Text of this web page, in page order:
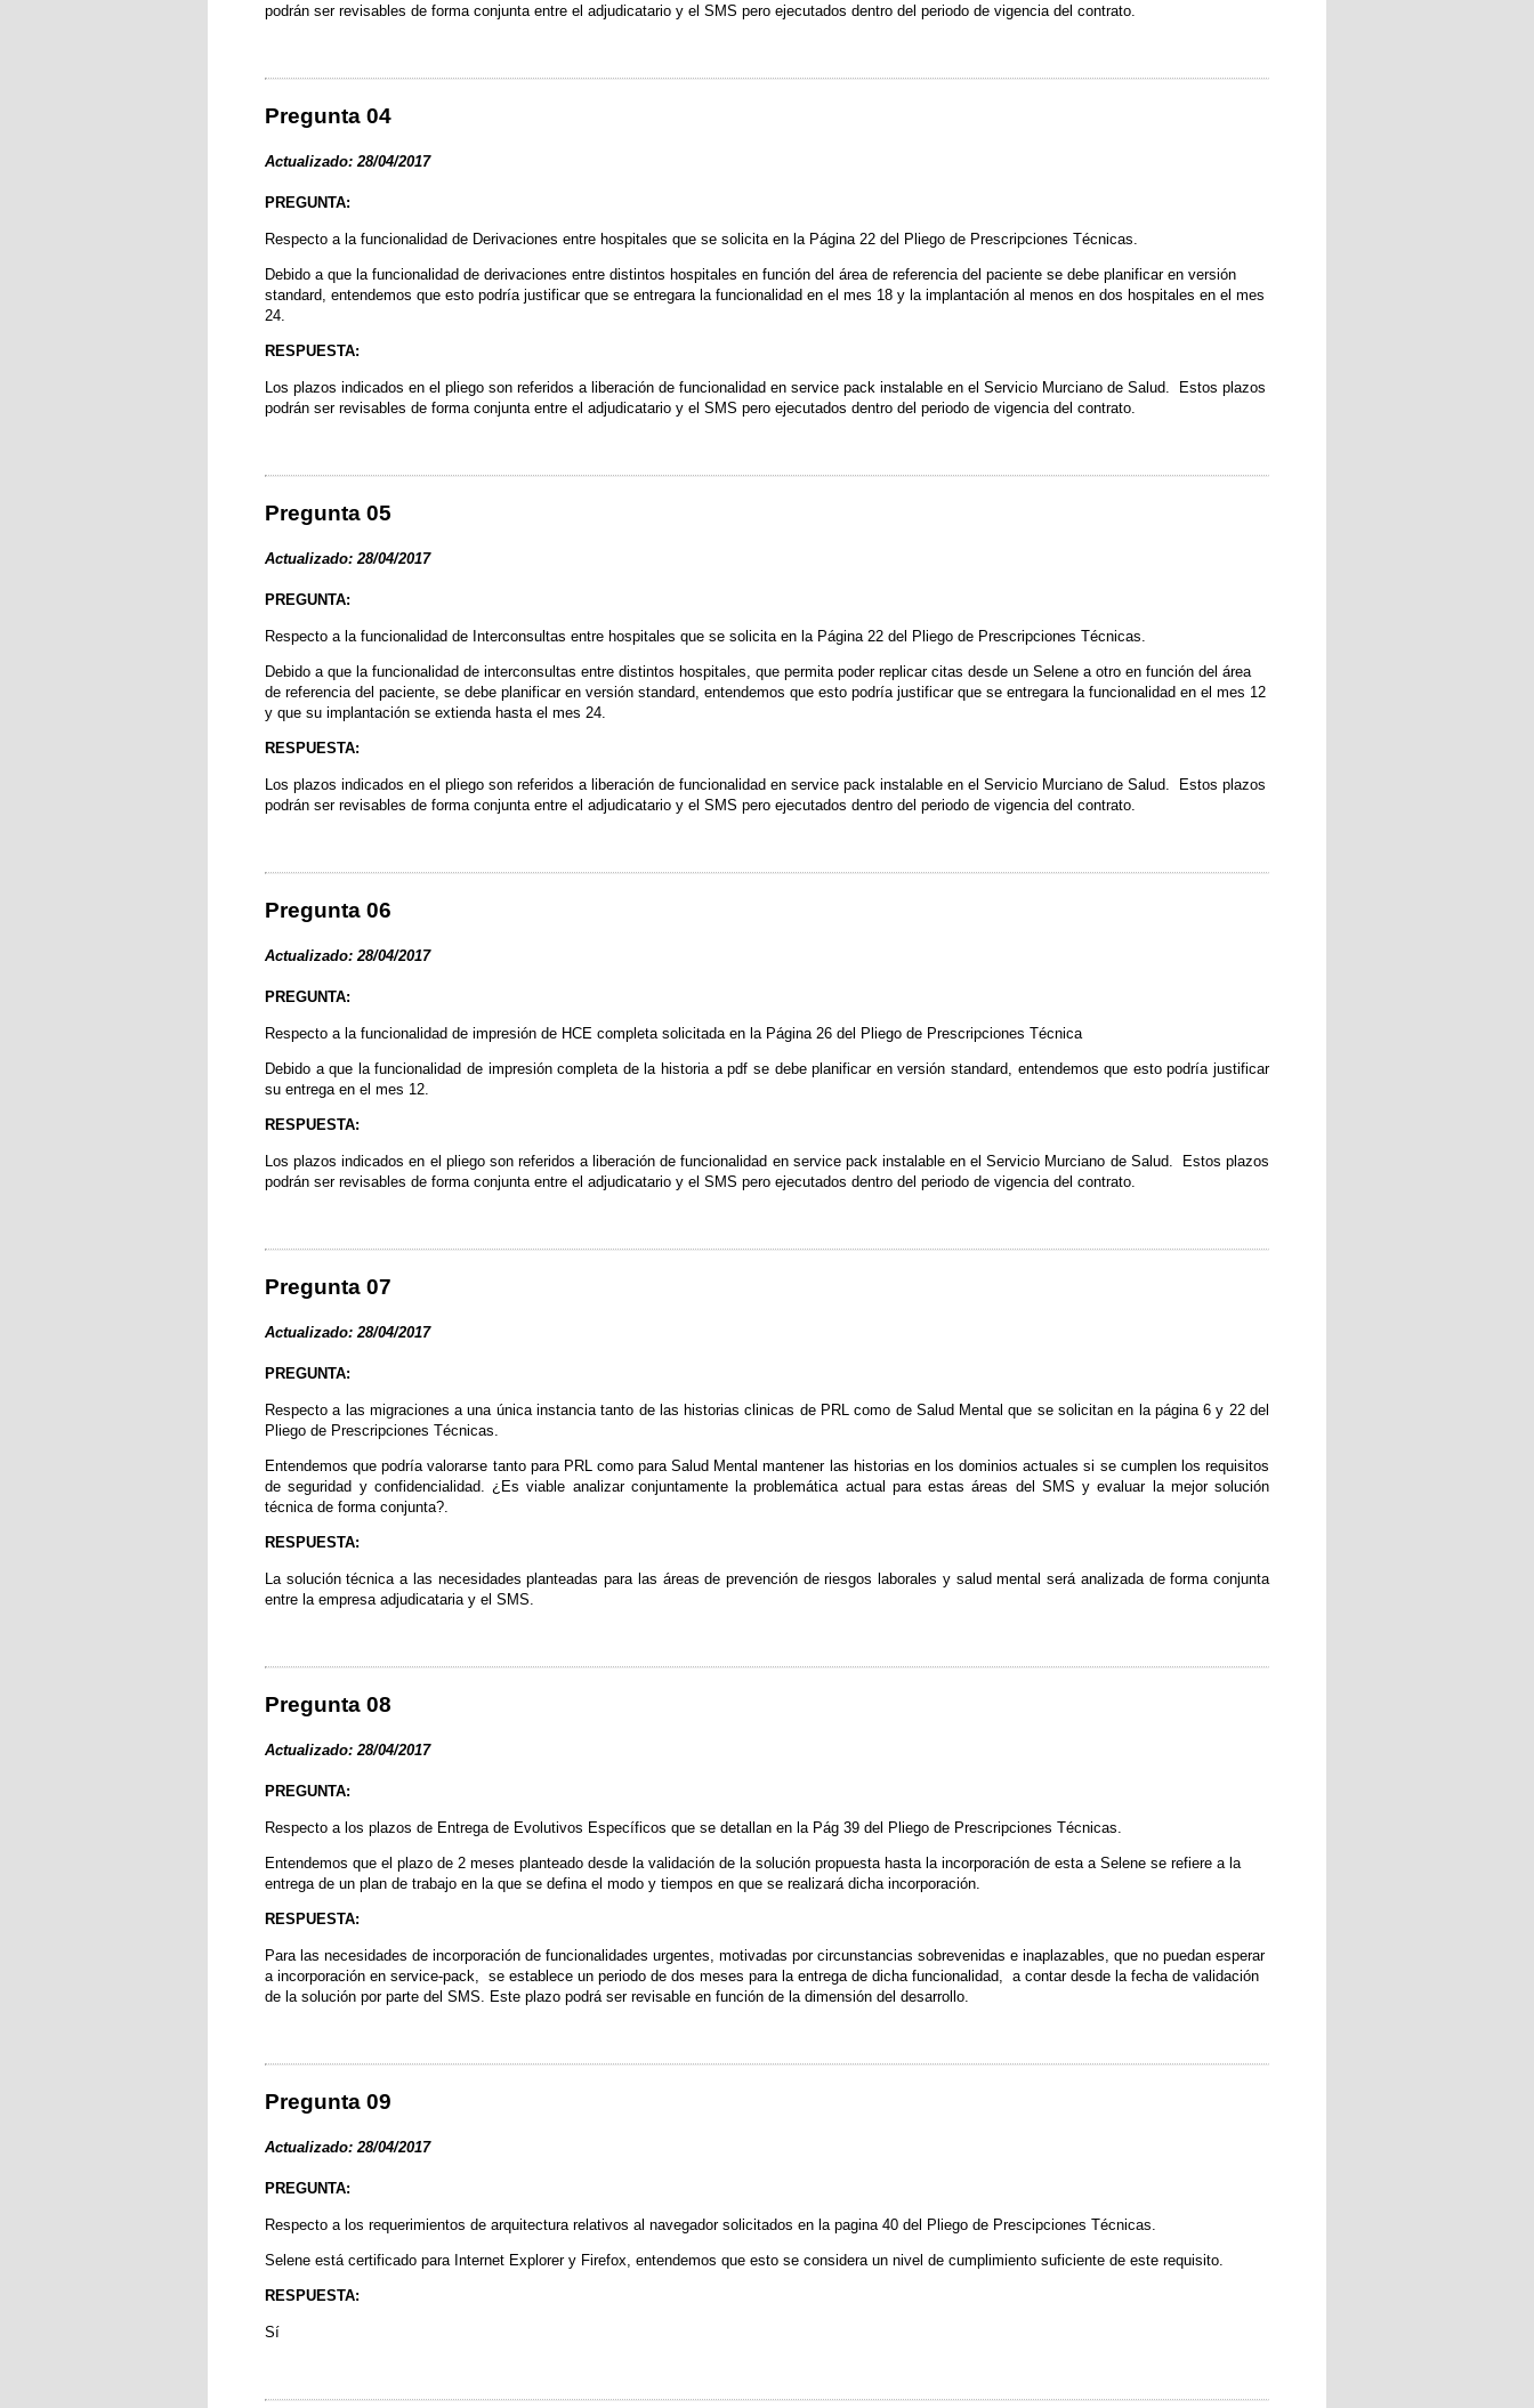
podrán ser revisables de forma conjunta entre el adjudicatario y el SMS pero ejecutados dentro del periodo de vigencia del contrato.
Pregunta 04
Actualizado: 28/04/2017
PREGUNTA:
Respecto a la funcionalidad de Derivaciones entre hospitales que se solicita en la Página 22 del Pliego de Prescripciones Técnicas.
Debido a que la funcionalidad de derivaciones entre distintos hospitales en función del área de referencia del paciente se debe planificar en versión
standard, entendemos que esto podría justificar que se entregara la funcionalidad en el mes 18 y la implantación al menos en dos hospitales en el mes
24.
RESPUESTA:
Los plazos indicados en el pliego son referidos a liberación de funcionalidad en service pack instalable en el Servicio Murciano de Salud. Estos plazos
podrán ser revisables de forma conjunta entre el adjudicatario y el SMS pero ejecutados dentro del periodo de vigencia del contrato.
Pregunta 05
Actualizado: 28/04/2017
PREGUNTA:
Respecto a la funcionalidad de Interconsultas entre hospitales que se solicita en la Página 22 del Pliego de Prescripciones Técnicas.
Debido a que la funcionalidad de interconsultas entre distintos hospitales, que permita poder replicar citas desde un Selene a otro en función del área
de referencia del paciente, se debe planificar en versión standard, entendemos que esto podría justificar que se entregara la funcionalidad en el mes 12
y que su implantación se extienda hasta el mes 24.
RESPUESTA:
Los plazos indicados en el pliego son referidos a liberación de funcionalidad en service pack instalable en el Servicio Murciano de Salud. Estos plazos
podrán ser revisables de forma conjunta entre el adjudicatario y el SMS pero ejecutados dentro del periodo de vigencia del contrato.
Pregunta 06
Actualizado: 28/04/2017
PREGUNTA:
Respecto a la funcionalidad de impresión de HCE completa solicitada en la Página 26 del Pliego de Prescripciones Técnica
Debido a que la funcionalidad de impresión completa de la historia a pdf se debe planificar en versión standard, entendemos que esto podría justificar
su entrega en el mes 12.
RESPUESTA:
Los plazos indicados en el pliego son referidos a liberación de funcionalidad en service pack instalable en el Servicio Murciano de Salud. Estos plazos
podrán ser revisables de forma conjunta entre el adjudicatario y el SMS pero ejecutados dentro del periodo de vigencia del contrato.
Pregunta 07
Actualizado: 28/04/2017
PREGUNTA:
Respecto a las migraciones a una única instancia tanto de las historias clinicas de PRL como de Salud Mental que se solicitan en la página 6 y 22 del
Pliego de Prescripciones Técnicas.
Entendemos que podría valorarse tanto para PRL como para Salud Mental mantener las historias en los dominios actuales si se cumplen los requisitos
de seguridad y confidencialidad. ¿Es viable analizar conjuntamente la problemática actual para estas áreas del SMS y evaluar la mejor solución
técnica de forma conjunta?.
RESPUESTA:
La solución técnica a las necesidades planteadas para las áreas de prevención de riesgos laborales y salud mental será analizada de forma conjunta
entre la empresa adjudicataria y el SMS.
Pregunta 08
Actualizado: 28/04/2017
PREGUNTA:
Respecto a los plazos de Entrega de Evolutivos Específicos que se detallan en la Pág 39 del Pliego de Prescripciones Técnicas.
Entendemos que el plazo de 2 meses planteado desde la validación de la solución propuesta hasta la incorporación de esta a Selene se refiere a la
entrega de un plan de trabajo en la que se defina el modo y tiempos en que se realizará dicha incorporación.
RESPUESTA:
Para las necesidades de incorporación de funcionalidades urgentes, motivadas por circunstancias sobrevenidas e inaplazables, que no puedan esperar
a incorporación en service-pack, se establece un periodo de dos meses para la entrega de dicha funcionalidad, a contar desde la fecha de validación
de la solución por parte del SMS. Este plazo podrá ser revisable en función de la dimensión del desarrollo.
Pregunta 09
Actualizado: 28/04/2017
PREGUNTA:
Respecto a los requerimientos de arquitectura relativos al navegador solicitados en la pagina 40 del Pliego de Prescipciones Técnicas.
Selene está certificado para Internet Explorer y Firefox, entendemos que esto se considera un nivel de cumplimiento suficiente de este requisito.
RESPUESTA:
Sí